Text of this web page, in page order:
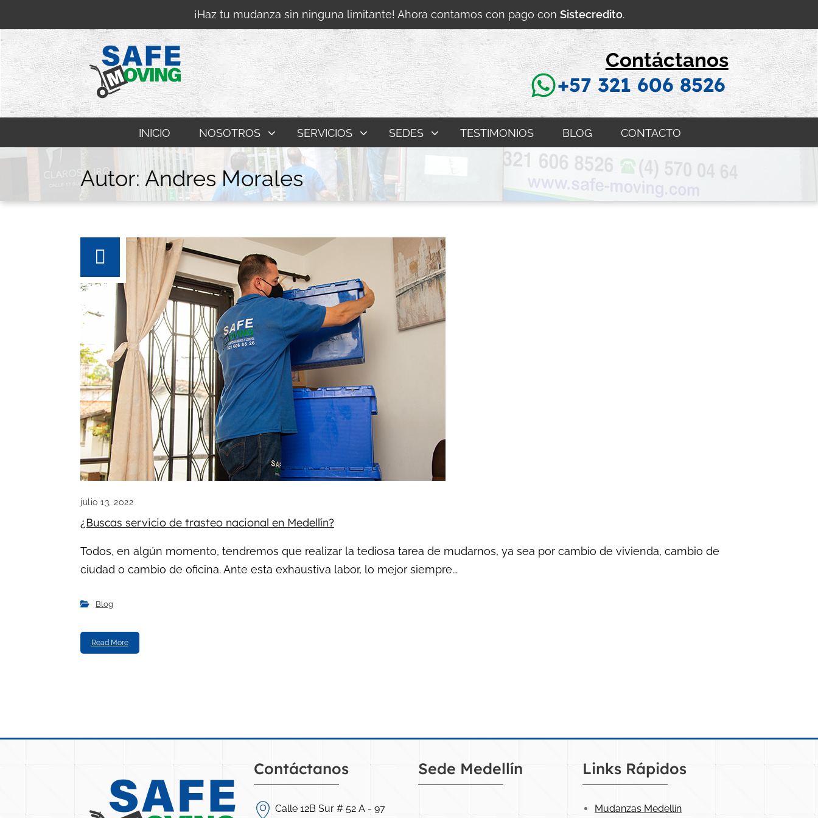
¡Haz tu mudanza sin ninguna limitante! Ahora contamos con pago con Sistecredito.
Contáctanos
+57 321 606 8526
INICIO NOSOTROS SERVICIOS SEDES TESTIMONIOS BLOG CONTACTO
Autor: Andres Morales
julio 13, 2022
¿Buscas servicio de trasteo nacional en Medellín?
Todos, en algún momento, tendremos que realizar la tediosa tarea de mudarnos, ya sea por cambio de vivienda, cambio de
ciudad o cambio de oficina. Ante esta exhaustiva labor, lo mejor siempre...
Blog
Read More
Contáctanos
Calle 12B Sur # 52 A - 97
Sede Medellín Links Rápidos
Mudanzas Medellín